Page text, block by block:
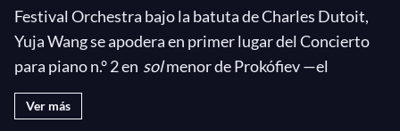
Festival Orchestra bajo la batuta de Charles Dutoit,
Yuja Wang se apodera en primer lugar del Concierto
para piano n.° 2 en solmenor de Prokófiev —el
segundo de sus cinco conciertos, reescrito en 1923
después de que se hubiera perdido—. Christoph
Ver más